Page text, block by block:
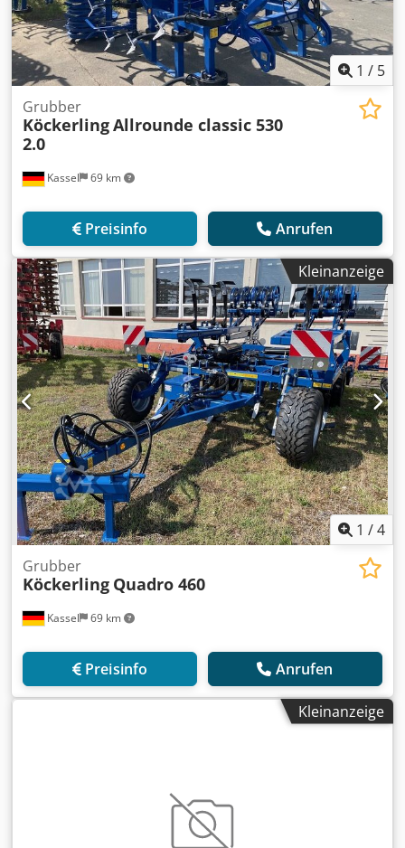
1 / 5
Kassel 69 km
Grubber
KöckerlingAllrounde classic 530
2.0
Preisinfo Anrufen
Kleinanzeige
1 /4
Kassel 69 km
Grubber
Köckerling Quadro 460
Preisinfo Anrufen
Kleinanzeige